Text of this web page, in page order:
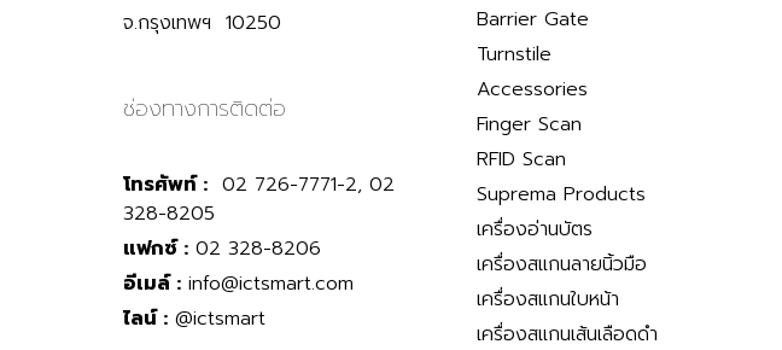
จ.กรุงเทพฯ 10250
ช่องทางการติดต่อ
โทรศัพท์ : 02 726-7771-2, 02
328-8205
แฟกซ์ : 02 328-8206
อีเมล์ : info@ictsmart.com
ไลน์ : @ictsmart
Barrier Gate
Turnstile
Accessories
Finger Scan
RFID Scan
Suprema Products
เครื่องอ่านบัตร
เครื่องสแกนลายนิ้วมือ
เครื่องสแกนใบหน้า
เครื่องสแกนเส้นเลือดดำ